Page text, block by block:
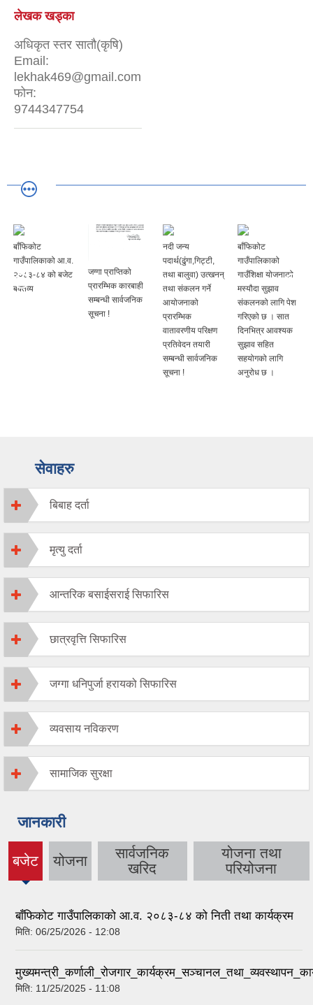
लेखक खड्का
अधिकृत स्तर सातौ(कृषि)
Email:
lekhak469@gmail.com
फोन:
9744347754
बाँफिकोट
गाउँपालिकाको आ.व.
२०८३-८४ को बजेट
बक्तव्य
जग्गा प्राप्तिको
प्रारम्भिक कारबाही
सम्बन्धी सार्वजनिक
सूचना !
नदी जन्य
पदार्थ(ढुंगा,गिट्टी,
तथा बालुवा) उत्खनन्
तथा संकलन गर्ने
आयोजनाको
प्रारम्भिक
वातावरणीय परिक्षण
प्रतिवेदन तयारी
सम्बन्धी सार्वजनिक
सूचना !
बाँफिकोट
गाउँपालिकाको
गाउँशिक्षा योजनाको
मस्यौदा सुझाव
संकलनको लागि पेश
गरिएको छ । सात
दिनभित्र आवश्यक
सुझाव सहित
सहयोगको लागि
अनुरोध छ ।
सेवाहरु
बिबाह दर्ता
मृत्यु दर्ता
आन्तरिक बसाईसराई सिफारिस
छात्रवृत्ति सिफारिस
जग्गा धनिपुर्जा हरायको सिफारिस
व्यवसाय नविकरण
सामाजिक सुरक्षा
जानकारी
बजेट
(active
tab)
योजना
सार्वजनिक
खरिद
योजना तथा
परियोजना
बाँफिकोट गाउँपालिकाको आ.व. २०८३-८४ को निती तथा कार्यक्रम
मिति: 06/25/2026 - 12:08
मिति: 11/25/2025 - 11:08